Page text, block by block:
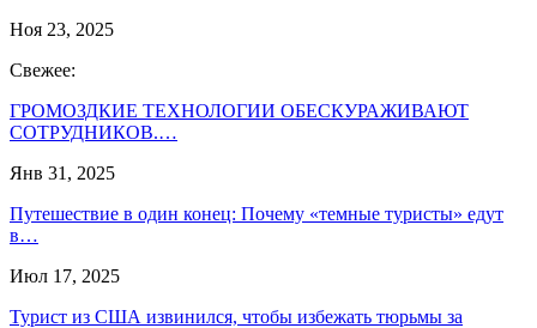
Ноя 23, 2025
Свежее:
ГРОМОЗДКИЕ ТЕХНОЛОГИИ ОБЕСКУРАЖИВАЮТ
СОТРУДНИКОВ.…
Янв 31, 2025
Путешествие в один конец: Почему «темные туристы» едут
в…
Июл 17, 2025
Турист из США извинился, чтобы избежать тюрьмы за